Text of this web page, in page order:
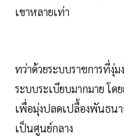
เขาหลายเท่า
ทว่าด้วยระบบราชการที่งุ่
ระบบระเบียบมากมาย โด
เพื่อมุ่งปลดเปลื้องพันธน
เป็นศูนย์กลาง